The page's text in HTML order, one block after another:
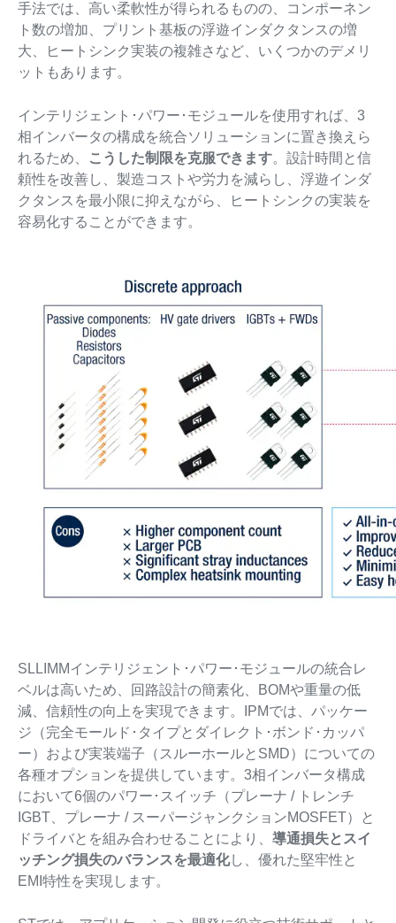
手法では、高い柔軟性が得られるものの、コンポーネン
ト数の増加、プリント基板の浮遊インダクタンスの増
大、ヒートシンク実装の複雑さなど、いくつかのデメリ
ットもあります。
インテリジェント･パワー･モジュールを使用すれば、3
相インバータの構成を統合ソリューションに置き換えら
れるため、
こうした制限を克服できます。設計時間と信
頼性を改善し、製造コストや労力を減らし、浮遊インダ
クタンスを最小限に抑えながら、ヒートシンクの実装を
容易化することができます。
SLLIMMインテリジェント･パワー･モジュールの統合レ
ベルは高いため、回路設計の簡素化、BOMや重量の低
減、信頼性の向上を実現できます。IPMでは、パッケー
ジ（完全モールド･タイプとダイレクト･ボンド･カッパ
ー）および実装端子（スルーホールとSMD）についての
各種オプションを提供しています。3相インバータ構成
において6個のパワー･スイッチ（プレーナ / トレンチ
IGBT、プレーナ / スーパージャンクションMOSFET）と
ドライバとを組み合わせることにより、 導通損失とスイ
ッチング損失のバランスを最適化し、優れた堅牢性と
EMI特性を実現します。